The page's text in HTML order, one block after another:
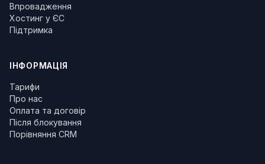
Впровадження
Хостинг у ЄС
Підтримка
ІНФОРМАЦІЯ
Тарифи
Про нас
Оплата та договір
Після блокування
Порівняння CRM